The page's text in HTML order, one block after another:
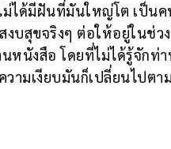
ม่ได้มีฝันที่มันใหญ่โต เป็น
งบสุขจริงๆ ต่อให้อยู่ในช่
หนังสือ โดยที่ไม่ได้รู้จักท่า
ามเงียบมันก็เปลี่ยนไปต